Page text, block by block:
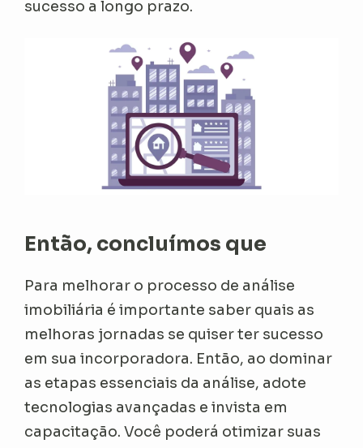
sucesso a longo prazo.
Então, concluímos que
Para melhorar o processo de análise
imobiliária é importante saber quais as
melhoras jornadas se quiser ter sucesso
em sua incorporadora. Então, ao dominar
as etapas essenciais da análise, adote
tecnologias avançadas e invista em
capacitação. Você poderá otimizar suas